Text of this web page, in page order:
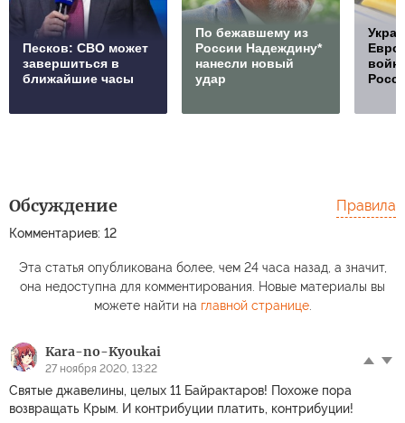
Песков: СВО может
завершиться в
ближайшие часы
По бежавшему из
России Надеждину*
нанесли новый
удар
Обсуждение
Комментариев: 12
Правила
Эта статья опубликована более, чем 24 часа назад, а значит,
она недоступна для комментирования. Новые материалы вы
можете найти на главной странице.
Kara-no-Kyoukai
27 ноября 2020, 13:22
Святые джавелины, целых 11 Байрактаров! Похоже пора
возвращать Крым. И контрибуции платить, контрибуции!